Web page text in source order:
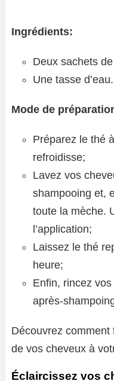
Ingrédients:
Deux sachets
Une tasse d’eau.
Mode de
Préparez le thé
refroidisse;
Lavez vos
shampooing et,
toute la mèche.
l’application;
Laissez le thé
heure;
Enfin, rincez
après-
Découvrez
de vos cheveux à
Éclaircissez vos